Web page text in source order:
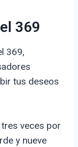
369
369,
tus deseos
veces por
y nueve